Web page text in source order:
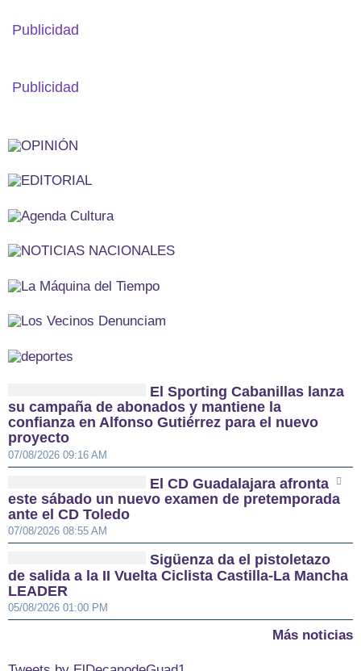
Publicidad
Publicidad
El Sporting Cabanillas lanza
su campaña de abonados y mantiene la
confianza en Alfonso Gutiérrez para el nuevo
proyecto
07/08/2026 09:16 AM
El CD Guadalajara afronta
este sábado un nuevo examen de pretemporada
ante el CD Toledo
07/08/2026 08:55 AM
Sigüenza da el pistoletazo
de salida a la II Vuelta Ciclista Castilla-La Mancha
LEADER
05/08/2026 01:00 PM
Más noticias